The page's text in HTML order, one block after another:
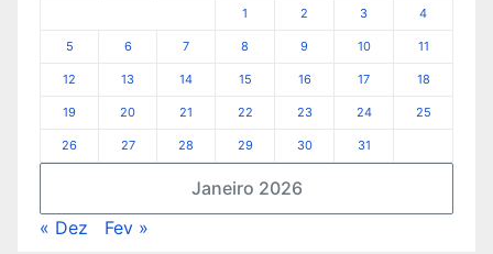
Janeiro 2026
1 2 3 4
5 6 7 8 9 10 11
12 13 14 15 16 17 18
19 20 21 22 23 24 25
26 27 28 29 30 31
« Dez Fev »